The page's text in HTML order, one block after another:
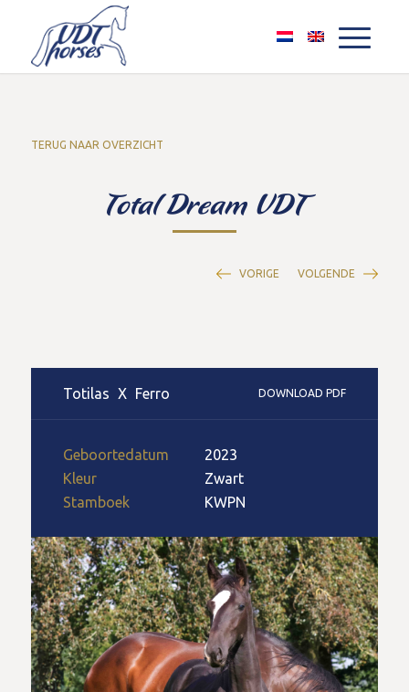
TERUG NAAR OVERZICHT
Total Dream VDT
VORIGE VOLGENDE
Totilas X Ferro DOWNLOAD PDF
Geboortedatum
2023
Kleur
Zwart
Stamboek
KWPN